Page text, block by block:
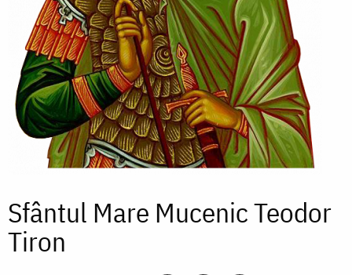
Sfântul Mare Mucenic Teodor
Tiron